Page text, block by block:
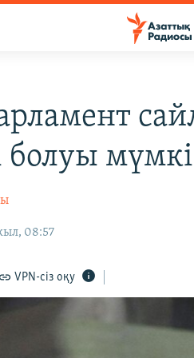
болуы
08:57
VPN-сіз оқу